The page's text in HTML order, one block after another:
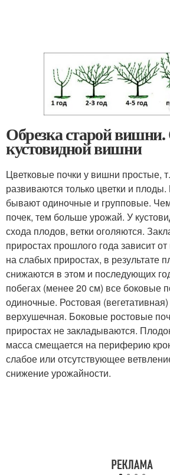
Обрезка старой вишни.
кустовидной вишни
Цветковые почки у вишни простые,
развиваются только цветки и
бывают одиночные и групповые.
почек, тем больше урожай. У
схода плодов, ветки оголяются.
приростах прошлого года зависит
на слабых приростах, в результате
снижаются в этом и последующих
побегах (менее 20 см) все боковые
одиночные. Ростовая (вегетативная)
верхушечная. Боковые ростовые
приростах не закладываются.
масса смещается на периферию
слабое или отсутствующее
снижение урожайности.